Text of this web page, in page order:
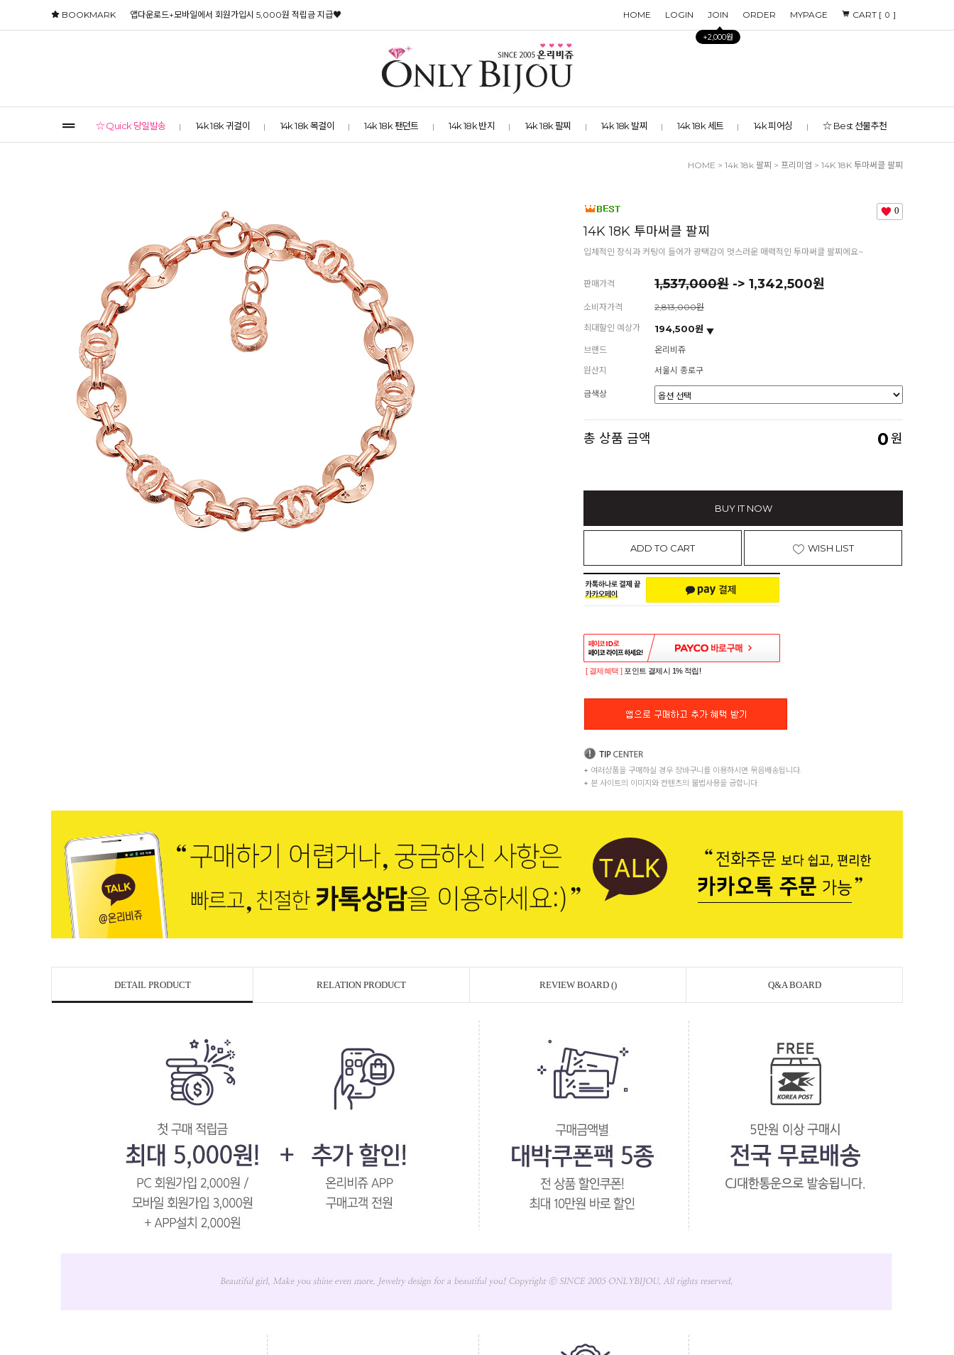
HOME LOGIN JOIN
+2,000원
ORDER MYPAGE CART [ 0 ]
BOOKMARK 앱다운로드+모바일에서 회원가입시 5,000원 적립금 지급♥
☆ Quick 당일발송 14k 18k 귀걸이 14k 18k 목걸이 14k 18k 팬던트 14k 18k 반지 14k 18k 팔찌 14k 18k 발찌 14k 18k 세트 14k 피어싱 ☆ Best 선물추천
HOME > 14k 18k 팔찌 > 프리미엄 > 14K 18K 투마써클 팔찌
0
14K 18K 투마써클 팔찌
입체적인 장식과 커팅이 들어가 광택감이 멋스러운 매력적인 투마써클 팔찌에요~
판매가격 1,537,000원 -> 1,342,500원
소비자가격
2,813,000원
최대할인 예상가
194,500원
브랜드
온리비쥬
원산지
서울시 종로구
금색상
총 상품 금액 0원
BUY IT NOW
ADD TO CART WISH LIST
페이코 ID로 페이코 라이
[ 결제혜택 ] 포인트 결제시 1% 적립!
+ 여러상품을 구매하실 경우 장바구니를 이용하시면 묶음배송됩니다.
+ 본 사이트의 이미지와 컨텐츠의 불법사용을 금합니다.
DETAIL PRODUCT RELATION PRODUCT REVIEW BOARD () Q&A BOARD